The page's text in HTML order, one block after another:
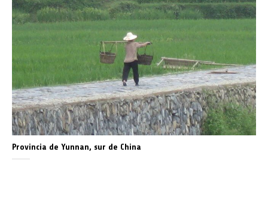
Provincia de Yunnan, sur de China